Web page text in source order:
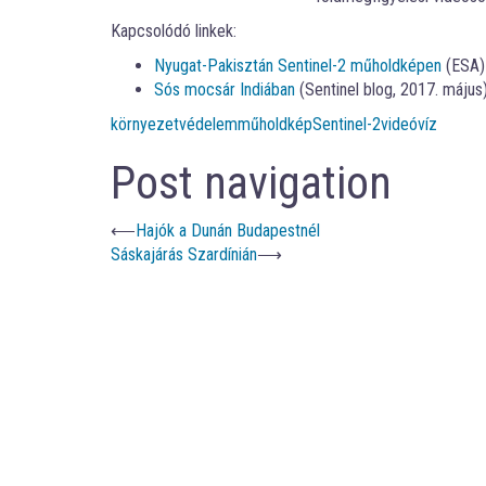
Kapcsolódó linkek:
Nyugat-Pakisztán Sentinel-2 műholdképen (ESA)
Sós mocsár Indiában (Sentinel blog, 2017.
környezetvédelemműholdképSentinel-2videóvíz
Post navigation
⟵Hajók a Dunán Budapestnél
Sáskajárás Szardínián⟶